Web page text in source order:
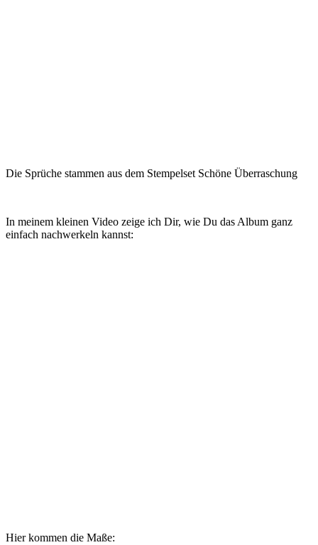
Die Sprüche stammen aus dem Stempelset Schöne Überraschung
In meinem kleinen Video zeige ich Dir, wie Du das Album ganz
einfach nachwerkeln kannst:
Hier kommen die Maße: